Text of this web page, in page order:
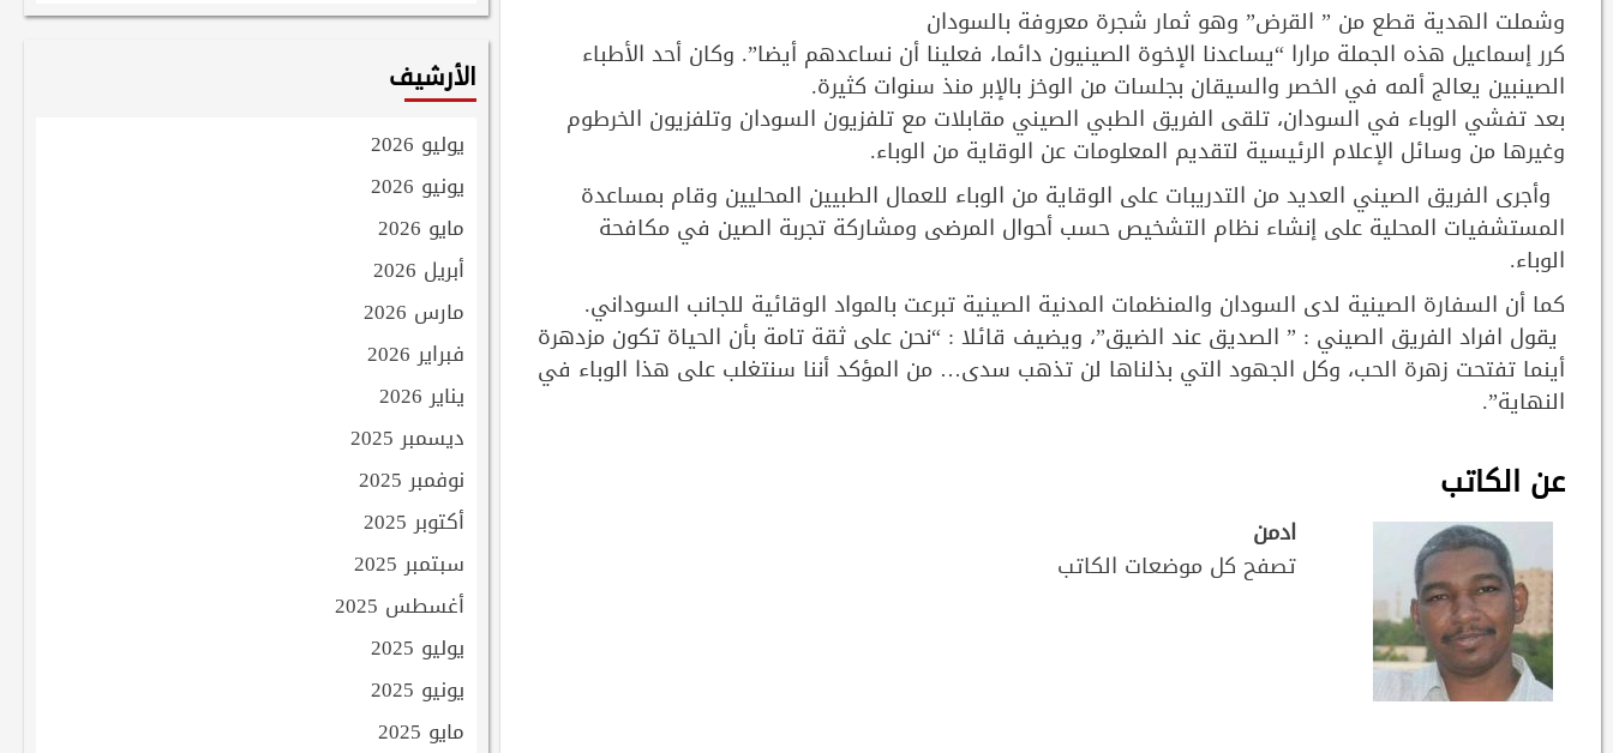
وشملت الهدية قطع من ” القرض” وهو ثمار شجرة معروفة بالسودان
كرر إسماعيل هذه الجملة مرارا “يساعدنا الإخوة الصينيون دائما، فعلينا أن نساعدهم أيضا”. وكان أحد الأطباء
الصينبين يعالج ألمه في الخصر والسيقان بجلسات من الوخز بالإبر منذ سنوات كثيرة.
بعد تفشي الوباء في السودان، تلقى الفريق الطبي الصيني مقابلات مع تلفزيون السودان وتلفزيون الخرطوم
وغيرها من وسائل الإعلام الرئيسية لتقديم المعلومات عن الوقاية من الوباء.
وأجرى الفريق الصيني العديد من التدريبات على الوقاية من الوباء للعمال الطبيين المحليين وقام بمساعدة
المستشفيات المحلية على إنشاء نظام التشخيص حسب أحوال المرضى ومشاركة تجربة الصين في مكافحة
الوباء.
كما أن السفارة الصينية لدى السودان والمنظمات المدنية الصينية تبرعت بالمواد الوقائية للجانب السوداني.
يقول افراد الفريق الصيني : ” الصديق عند الضيق”، ويضيف قائلا : “نحن على ثقة تامة بأن الحياة تكون مزدهرة
أينما تفتحت زهرة الحب، وكل الجهود التي بذلناها لن تذهب سدى… من المؤكد أننا سنتغلب على هذا الوباء في
النهاية”.
عن الكاتب
ادمن
تصفح كل موضعات الكاتب
الأرشيف
يوليو 2026
يونيو 2026
مايو 2026
أبريل 2026
مارس 2026
فبراير 2026
يناير 2026
ديسمبر 2025
نوفمبر 2025
أكتوبر 2025
سبتمبر 2025
أغسطس 2025
يوليو 2025
يونيو 2025
مايو 2025